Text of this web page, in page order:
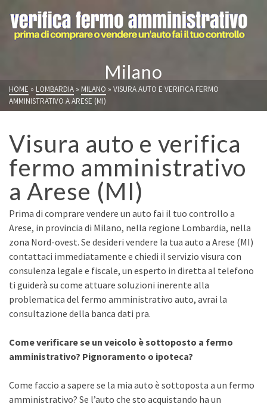
Milano
HOME » LOMBARDIA » MILANO » VISURA AUTO E VERIFICA FERMO
AMMINISTRATIVO A ARESE (MI)
Visura auto e verifica
fermo amministrativo
a Arese (MI)
Prima di comprare vendere un auto fai il tuo controllo a
Arese, in provincia di Milano, nella regione Lombardia, nella
zona Nord-ovest. Se desideri vendere la tua auto a Arese (MI)
contattaci immediatamente e chiedi il servizio visura con
consulenza legale e fiscale, un esperto in diretta al telefono
ti guiderà su come attuare soluzioni inerente alla
problematica del fermo amministrativo auto, avrai la
consultazione della banca dati pra.
Come verificare se un veicolo è sottoposto a fermo
amministrativo? Pignoramento o ipoteca?
Come faccio a sapere se la mia auto è sottoposta a un fermo
amministrativo? Se l’auto che sto acquistando ha un